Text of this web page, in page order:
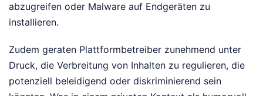
abzugreifen oder Malware auf Endgeräten zu
installieren.
Zudem geraten Plattformbetreiber zunehmend unter
Druck, die Verbreitung von Inhalten zu regulieren, die
potenziell beleidigend oder diskriminierend sein